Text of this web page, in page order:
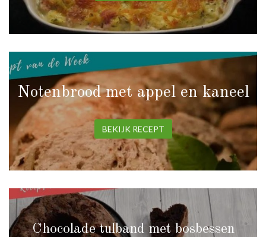
Notenbrood met appel en kaneel
BEKIJK RECEPT
Chocolade tulband met bosbessen